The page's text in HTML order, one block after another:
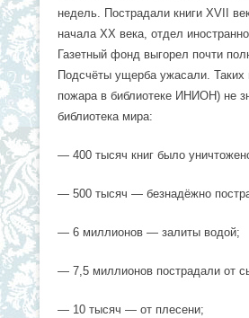
недель. Пострадали книги XVII
начала XX века, отдел
Газетный фонд выгорел почти
Подсчёты ущерба ужасали. Таких
пожара в библиотеке ИНИОН) не
библиотека мира:
— 400 тысяч книг было
— 500 тысяч — безнадёжно
— 6 миллионов — залиты водой;
— 7,5 миллионов пострадали от
— 10 тысяч — от плесени;